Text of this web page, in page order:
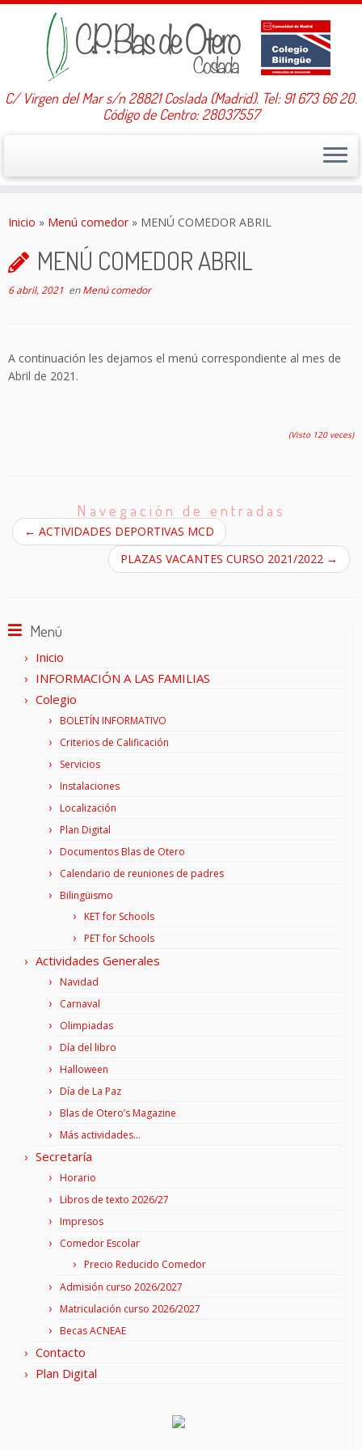
C/ Virgen del Mar s/n 28821 Coslada (Madrid). Tel: 91 673 66 20.
Código de Centro: 28037557
Inicio » Menú comedor » MENÚ COMEDOR ABRIL
MENÚ COMEDOR ABRIL
6 abril, 2021 enMenú comedor
A continuación les dejamos el menú correspondiente al mes de
Abril de 2021.
(Visto 120 veces)
Navegación de entradas
← ACTIVIDADES DEPORTIVAS MCD
PLAZAS VACANTES CURSO 2021/2022 →
Menú
Inicio
INFORMACIÓN A LAS FAMILIAS
Colegio
BOLETÍN INFORMATIVO
Criterios de Calificación
Servicios
Instalaciones
Localización
Plan Digital
Documentos Blas de Otero
Calendario de reuniones de padres
Bilingüismo
KET for Schools
PET for Schools
Actividades Generales
Navidad
Carnaval
Olimpiadas
Día del libro
Halloween
Día de La Paz
Blas de Otero’s Magazine
Más actividades…
Secretaría
Horario
Libros de texto 2026/27
Impresos
Comedor Escolar
Precio Reducido Comedor
Admisión curso 2026/2027
Matriculación curso 2026/2027
Becas ACNEAE
Contacto
Plan Digital